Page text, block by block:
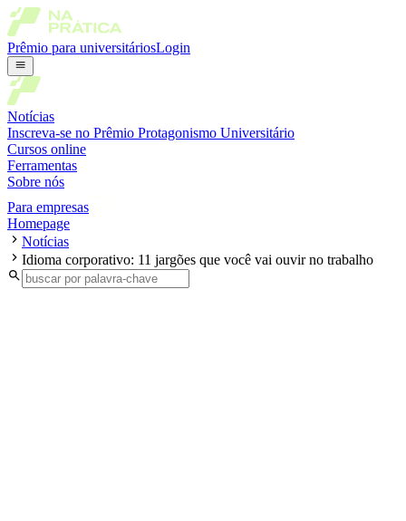
Prêmio para universitáriosLogin
Notícias
Inscreva-se no Prêmio Protagonismo Universitário
Cursos online
Ferramentas
Sobre nós
Para empresas
Homepage
Notícias
Idioma corporativo: 11 jargões que você vai ouvir no trabalho